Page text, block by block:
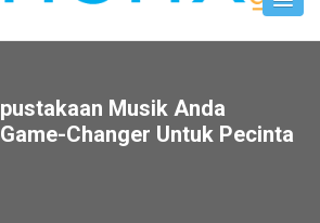
Musik Anda
Changer Untuk Pecinta